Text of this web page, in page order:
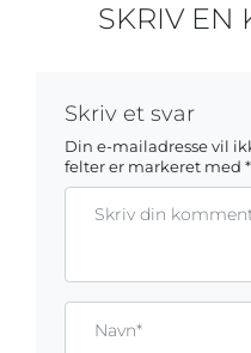
SKRIV EN
Skriv et svar
Din e-mailadresse vil
felter er markeret med *